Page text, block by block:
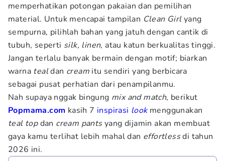
memperhatikan potongan pakaian dan pemilihan
material. Untuk mencapai tampilan Clean Girlyang
sempurna, pilihlah bahan yang jatuh dengan cantik di
tubuh, seperti silk, linen, atau katun berkualitas tinggi.
Jangan terlalu banyak bermain dengan motif; biarkan
warna tealdan cream itu sendiri yang berbicara
sebagai pusat perhatian dari penampilanmu.
Nah supaya nggak bingung mix and match, berikut
Popmama.com kasih 7 inspirasi lookmenggunakan
teal topdan cream pantsyang dijamin akan membuat
gaya kamu terlihat lebih mahal dan effortlessdi tahun
2026 ini.